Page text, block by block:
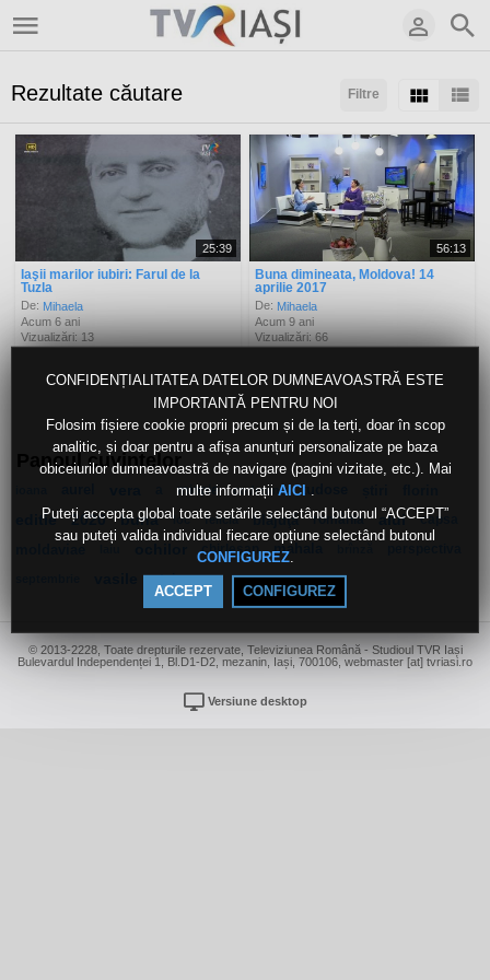
CONFIDENȚIALITATEA DATELOR DUMNEAVOASTRĂ ESTE
IMPORTANTĂ PENTRU NOI
Folosim fișiere cookie proprii precum și de la terți, doar în scop
analitic, și doar pentru a afișa anunțuri personalizate pe baza
obiceiurilor dumneavoastră de navigare (pagini vizitate, etc.). Mai
multe informații AICI .
Puteți accepta global toate setările selectând butonul “ACCEPT”
sau puteți valida individual fiecare opțiune selectând butonul
CONFIGUREZ.
ACCEPT CONFIGUREZ
Filtre
Rezultate căutare
Sortaţi după:
Arată:
Rezultate/pagină:
25:39
Iaşii marilor iubiri: Farul de la
Tuzla
De: Mihaela
Acum 6 ani
Vizualizări: 13
56:13
Buna dimineata, Moldova! 14
aprilie 2017
De: Mihaela
Acum 9 ani
Vizualizări: 66
Panoul cuvintelor
miopie codreanu
editie
2020 buna loc felicia blăjuţă românia alui capsa
chirleşan mahala
stai…
© 2013-2228, Toate drepturile rezervate, Televiziunea Română - Studioul TVR Iași
Bulevardul Independenței 1, Bl.D1-D2, mezanin, Iași, 700106, webmaster [at] tvriasi.ro
Versiune desktop